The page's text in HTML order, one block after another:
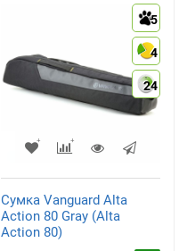
5
4
24
Сумка Vanguard Alta
Action 80 Gray (Alta
Action 80)